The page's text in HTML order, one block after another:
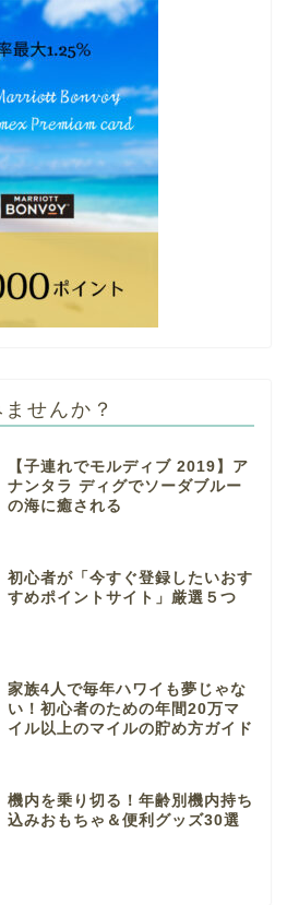
せんか？
【子連れでモルディブ 2019】ア
ナンタラ ディグでソーダブルー
の海に癒される
初心者が「今すぐ登録したいおす
すめポイントサイト」厳選５つ
家族4人で毎年ハワイも夢じゃな
い！初心者のための年間20万マ
イル以上のマイルの貯め方ガイド
機内を乗り切る！年齢別機内持ち
込みおもちゃ＆便利グッズ30選